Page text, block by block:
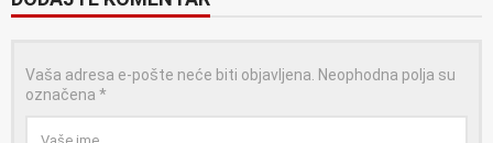
Vaša adresa e-pošte neće biti objavljena. Neophodna polja su
označena *